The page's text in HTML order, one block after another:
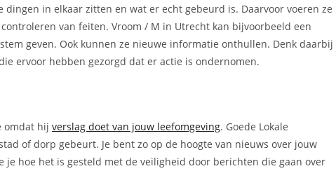
in elkaar zitten en wat er echt gebeurd is. Daarvoor voeren ze
van feiten. Vroom / M in Utrecht kan bijvoorbeeld een
geven. Ook kunnen ze nieuwe informatie onthullen. Denk daarbij
ervoor hebben gezorgd dat er actie is ondernomen.
omdat hij verslag doet van jouw leefomgeving. Goede Lokale
of dorp gebeurt. Je bent zo op de hoogte van nieuws over jouw
hoe het is gesteld met de veiligheid door berichten die gaan over